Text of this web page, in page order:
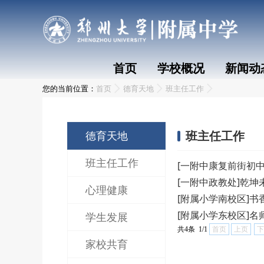
首页 学校概况 新闻动
您的当前位置： 首页 德育天地 班主任工作
德育天地
班主任工作
心理健康
学生发展
家校共育
班主任工作
[一附中康复前街初
[一附中政教处]乾坤
[附属小学南校区]书
[附属小学东校区]名
共4条 1/1 首页 上页